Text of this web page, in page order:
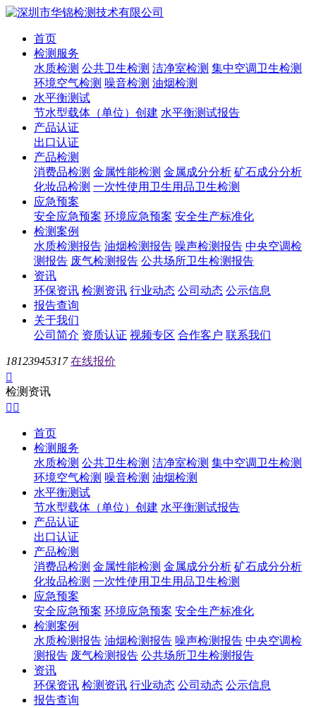
首页
检测服务
水质检测 公共卫生检测 洁净室检测 集中空调卫生检测
环境空气检测 噪音检测 油烟检测
水平衡测试
节水型载体（单位）创建 水平衡测试报告
产品认证
出口认证
产品检测
消费品检测 金属性能检测 金属成分分析 矿石成分分析
化妆品检测 一次性使用卫生用品卫生检测
应急预案
安全应急预案 环境应急预案 安全生产标准化
检测案例
水质检测报告 油烟检测报告 噪声检测报告 中央空调检
测报告 废气检测报告 公共场所卫生检测报告
资讯
环保资讯 检测资讯 行业动态 公司动态 公示信息
报告查询
关于我们
公司简介 资质认证 视频专区 合作客户 联系我们
18123945317 在线报价

检测资讯
 
首页
检测服务
水质检测 公共卫生检测 洁净室检测 集中空调卫生检测
环境空气检测 噪音检测 油烟检测
水平衡测试
节水型载体（单位）创建 水平衡测试报告
产品认证
出口认证
产品检测
消费品检测 金属性能检测 金属成分分析 矿石成分分析
化妆品检测 一次性使用卫生用品卫生检测
应急预案
安全应急预案 环境应急预案 安全生产标准化
检测案例
水质检测报告 油烟检测报告 噪声检测报告 中央空调检
测报告 废气检测报告 公共场所卫生检测报告
资讯
环保资讯 检测资讯 行业动态 公司动态 公示信息
报告查询